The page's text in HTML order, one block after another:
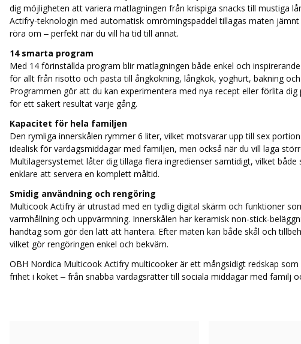
dig möjligheten att variera matlagningen från krispiga snacks till mustiga
Actifry-teknologin med automatisk omrörningspaddel tillagas maten
röra om – perfekt när du vill ha tid till annat.
14 smarta program
Med 14 förinställda program blir matlagningen både enkel och
för allt från risotto och pasta till ångkokning, långkok, yoghurt, bakning
Programmen gör att du kan experimentera med nya recept eller förlita dig
för ett säkert resultat varje gång.
Kapacitet för hela familjen
Den rymliga innerskålen rymmer 6 liter, vilket motsvarar upp till sex
idealisk för vardagsmiddagar med familjen, men också när du vill laga
Multilagersystemet låter dig tillaga flera ingredienser samtidigt, vilket
enklare att servera en komplett måltid.
Smidig användning och rengöring
Multicook Actifry är utrustad med en tydlig digital skärm och funktioner
varmhållning och uppvärmning. Innerskålen har keramisk non-stick-
handtag som gör den lätt att hantera. Efter maten kan både skål och
vilket gör rengöringen enkel och bekväm.
OBH Nordica Multicook Actifry multicooker är ett mångsidigt redskap
frihet i köket – från snabba vardagsrätter till sociala middagar med familj